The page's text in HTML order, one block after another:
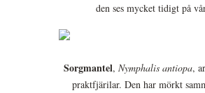
den ses mycket tidigt på
Sorgmantel, Nymphalis antiopa,
praktfjärilar. Den har mörkt